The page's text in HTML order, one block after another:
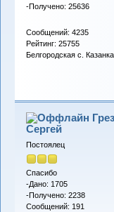
-Получено: 25636
Сообщений: 4235
Рейтинг: 25755
Белгородская с. Казанка
Сергей
Постоялец
Спасибо
-Дано: 1705
-Получено: 2238
Сообщений: 191